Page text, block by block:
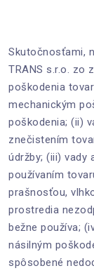
Skutočnosťami,
TRANS s.r.o. zo
poškodenia
mechanickým
poškodenia; (ii)
znečistením
údržby; (iii) vady
používaním
prašnosťou,
prostredia
bežne používa;
násilným
spôsobené